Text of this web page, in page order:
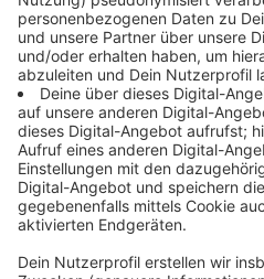
fünf den Bruchweg in
Autofahrer alarmierten die
mehreren Streifenwagen
wanderte nämlich auf die
ausgehen können. Der
Ende: Die Polizei kesselte
Er wurde wohlbehalten
konnte inzwischen den
holt ihn morgen ab - bis dahin